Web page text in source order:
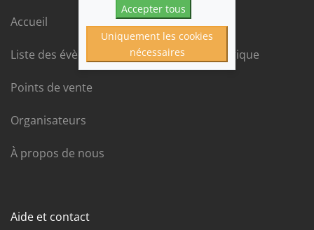
Accueil
Liste des évènements par ordre chronologique
Points de vente
Organisateurs
À propos de nous
Aide et contact
Accepter tous
Uniquement les cookies
nécessaires